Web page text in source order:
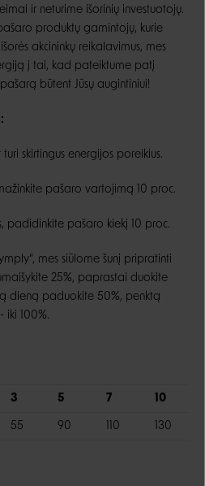
ir neturime išorinių investuotojų.
produktų gamintojų, kurie
akcininkų reikalavimus, mes
į tai, kad pateiktume patį
būtent Jūsų augintiniui!
skirtingus energijos poreikius.
pašaro vartojimą 10 proc.
padidinkite pašaro kiekį 10 proc.
mes siūlome šunį pripratinti
25%, paprastai duokite
dieną paduokite 50%, penktą
iki 100%.
3 5 7 10
55 90 110 130